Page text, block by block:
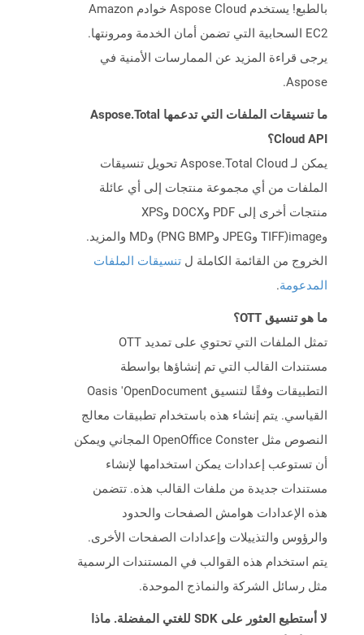
بالطبع! يستخدم Aspose Cloud خوادم Amazon
EC2 السحابية التي تضمن أمان الخدمة ومرونتها.
يرجى قراءة المزيد عن الممارسات الأمنية في
Aspose.
ما تنسيقات الملفات التي تدعمها Aspose.Total
Cloud API؟
يمكن لـ Aspose.Total Cloud تحويل تنسيقات
الملفات من أي مجموعة منتجات إلى أي عائلة
منتجات أخرى إلى PDF وDOCX وXPS
وimage(TIFF وJPEG وPNG BMP) وMD والمزيد.
الخروج من القائمة الكاملة ل تنسيقات الملفات
المدعومة.
ما هو تنسيق OTT؟
تمثل الملفات التي تحتوي على تمديد OTT
مستندات القالب التي تم إنشاؤها بواسطة
التطبيقات وفقًا لتنسيق Oasis 'OpenDocument
القياسي. يتم إنشاء هذه باستخدام تطبيقات معالج
النصوص مثل OpenOffice Conster المجاني ويمكن
أن تستوعب إعدادات يمكن استخدامها لإنشاء
مستندات جديدة من ملفات القالب هذه. تتضمن
هذه الإعدادات هوامش الصفحات والحدود
والرؤوس والتذييلات وإعدادات الصفحات الأخرى.
يتم استخدام هذه القوالب في المستندات الرسمية
مثل رسائل الشركة والنماذج الموحدة.
لا أستطيع العثور على SDK للغتي المفضلة. ماذا